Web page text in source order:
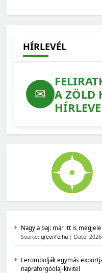
2026-04-30
HÍRLEVÉL
✉
A ZÖLD
Nagy a baj: már itt is
Source: greenfo.hu Date:
Lerombolják egymás
napraforgóolaj-kivitel